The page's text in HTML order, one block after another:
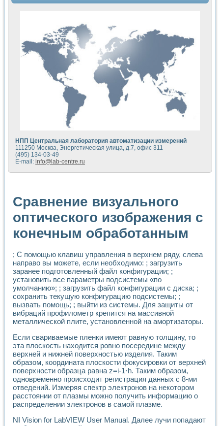
Автоматизация формирования уравнений состояния для
Разработка автоматизированного стенда для измерения
Применение среды LabVIEW для построения картины
Портативная система для определения показателей
Использование LabVIEW для управления источником
Устройство для снятия вольт-амперных характеристик
Передовые научные технологии: нано-, фемто-,
Автоматизированная установка по измерению временных
Автоматизированный лабораторный комплекс на базе
Визуализация моделирования и оптимизации тепловой
Виртуальный прибор для исследования функциональных
Исследование возможности создания экономичного
Исследование кинетики движения макрочастиц в
Метод прогнозирования свойств дисперсных продуктов
Недорогая система управления сверхпроводящим
Применение технологий NI в курсе экспериментальной
Расчет переноса аэрозоля и выпадения осадка в
Применение NI VISION для геометрического анализа в
Система температурной стабилизации
Управление движением с помощью программно -
Определение параметров всплывающих газовых
Система управления асинхронным тиристорным
Применение средств NATIONAL INSTRUMENTS для
Разработка автоматизированного стенда для
Автоматизированный стенд рентгеновской диагностики
Высокочувствительные оптоэлектронные
Установка для измерения диэлектрических свойств
Исследование кинетики зарождения и развития
Лабораторный электрический импедансный томограф на
Микрозондовая система для характеризации
Промышленная автоматизация
Автоматизация технологических процессов получения
Использование систем технического зрения для контроля
Исследование электромагнитных переходных процессов
Применение LabVIEW при разработке обучающих
Разработка виртуальных тренажеров путем
Система блокировок, сигнализации и защиты ускорителя
Система сбора данных и управления процессом
Управление температурой газовой среды специальной
НПП Центральная лаборатория автоматизации измерений
111250 Москва, Энергетическая улица, д.7, офис 311
(495) 134-03-49
E-mail: info@lab-centre.ru
Сравнение визуального
оптического изображения с
конечным обработанным
; С помощью клавиш управления в верхнем ряду, слева
направо вы можете, если необходимо: ; загрузить
заранее подготовленный файл конфигурации; ;
установить все параметры подсистемы «по
умолчанию»; ; загрузить файл конфигурации с диска; ;
сохранить текущую конфигурацию подсистемы; ;
вызвать помощь; ; выйти из системы. Для защиты от
вибраций профилометр крепится на массивной
металлической плите, установленной на амортизаторы.
Если свариваемые пленки имеют равную толщину, то
эта плоскость находится ровно посередине между
верхней и нижней поверхностью изделия. Таким
образом, координата плоскости фокусировки от верхней
поверхности образца равна z=i-1·h. Таким образом,
одновременно происходит регистрация данных с 8-ми
отведений. Измеряя спектр электронов на некотором
расстоянии от плазмы можно получить информацию о
распределении электронов в самой плазме.
NI Vision for LabVIEW User Manual. Далее лучи попадают